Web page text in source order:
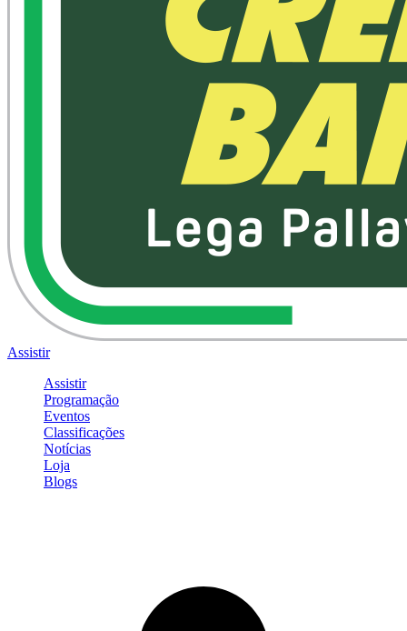
Assistir
Assistir
Programação
Eventos
Classificações
Notícias
Loja
Blogs